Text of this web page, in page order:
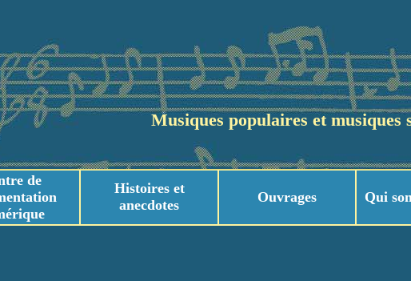
Musiques populaires et
de
Histoires et
anecdotes
Ouvrages Qui